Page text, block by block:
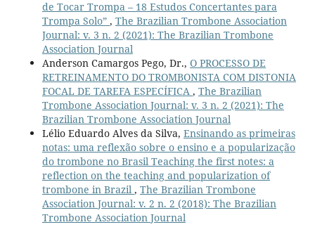
de Tocar Trompa – 18 Estudos Concertantes para
Trompa Solo” , The Brazilian Trombone Association
Journal: v. 3 n. 2 (2021): The Brazilian Trombone
Association Journal
Anderson Camargos Pego, Dr., O PROCESSO DE
RETREINAMENTO DO TROMBONISTA COM DISTONIA
FOCAL DE TAREFA ESPECÍFICA , The Brazilian
Trombone Association Journal: v. 3 n. 2 (2021): The
Brazilian Trombone Association Journal
Lélio Eduardo Alves da Silva, Ensinando as primeiras
notas: uma reflexão sobre o ensino e a popularização
do trombone no Brasil Teaching the first notes: a
reflection on the teaching and popularization of
trombone in Brazil , The Brazilian Trombone
Association Journal: v. 2 n. 2 (2018): The Brazilian
Trombone Association Journal